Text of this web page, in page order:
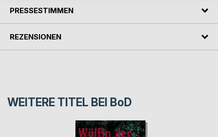
PRESSESTIMMEN
REZENSIONEN
WEITERE TITEL BEI BoD